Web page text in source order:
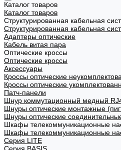
Каталог товаров
Каталог товаров
Структурированная кабельная
Структурированная кабельная
Адаптеры оптические
Кабель витая пара
Оптические кроссы
Оптические кроссы
Аксессуары
Кроссы оптические
Кроссы оптические
Патч-панели
Шнур коммутационный медный
Шнуры оптические монтажные
Шнуры оптические
Шкафы телекоммуникационные
Шкафы телекоммуникационные
Cерия LITE